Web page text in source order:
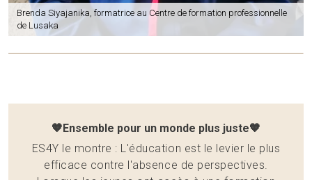
Brenda Siyajanika, formatrice au Centre de formation professionnelle
de Lusaka
🧡Ensemble pour un monde plus juste🧡
ES4Y le montre : L'éducation est le levier le plus
efficace contre l'absence de perspectives.